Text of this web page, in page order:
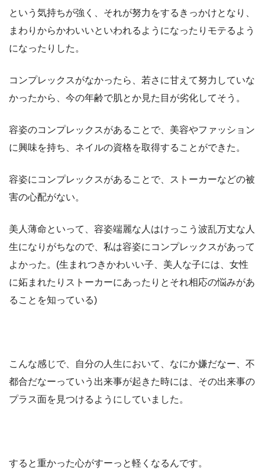
という気持ちが強く、それが努力をするきっかけとなり、
まわりからかわいいといわれるようになったりモテるよう
になったりした。
コンプレックスがなかったら、若さに甘えて努力していな
かったから、今の年齢で肌とか見た目が劣化してそう。
容姿のコンプレックスがあることで、美容やファッション
に興味を持ち、ネイルの資格を取得することができた。
容姿にコンプレックスがあることで、ストーカーなどの被
害の心配がない。
美人薄命といって、容姿端麗な人はけっこう波乱万丈な人
生になりがちなので、私は容姿にコンプレックスがあって
よかった。(生まれつきかわいい子、美人な子には、女性
に妬まれたりストーカーにあったりとそれ相応の悩みがあ
ることを知っている)
こんな感じで、自分の人生において、なにか嫌だなー、不
都合だなーっていう出来事が起きた時には、その出来事の
プラス面を見つけるようにしていました。
すると重かった心がすーっと軽くなるんです。